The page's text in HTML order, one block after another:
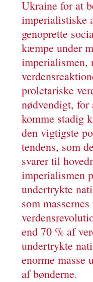
Ukraine for at
imperialistiske
genoprette
kæmpe under
imperialismen,
proletariske
nødvendigt, for
komme stadig
den vigtigste
tendens, som
svarer til
imperialismen
undertrykte
som
end 70 % af
undertrykte
enorme masse
af bønderne.